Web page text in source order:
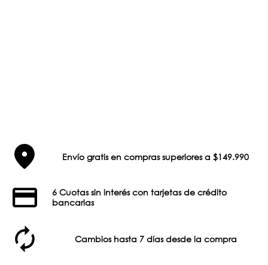
Envío gratis en compras superiores a $149.990
6 Cuotas sin interés con tarjetas de crédito
bancarias
Cambios hasta 7 días desde la compra